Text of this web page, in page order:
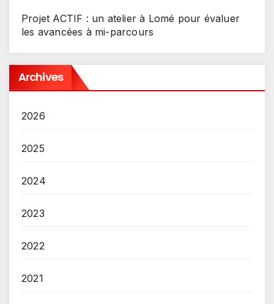
Projet ACTIF : un atelier à Lomé pour évaluer
les avancées à mi-parcours
Archives
2026
2025
2024
2023
2022
2021